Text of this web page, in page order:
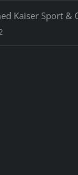
Kaiser Sport